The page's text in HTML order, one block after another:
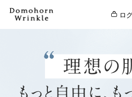
ロ
理想の
もっと自由に、も